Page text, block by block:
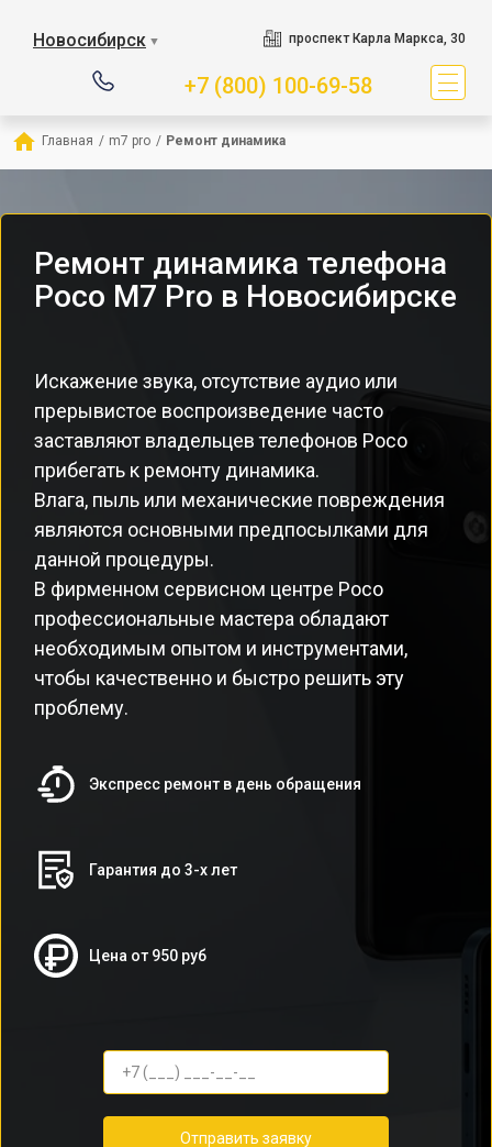
Новосибирск ▼ проспект Карла Маркса, 30
+7 (800) 100-69-58
Главная / m7 pro / Ремонт динамика
Ремонт динамика телефона
Poco M7 Pro в Новосибирске
Искажение звука, отсутствие аудио или
прерывистое воспроизведение часто
заставляют владельцев телефонов Poco
прибегать к ремонту динамика.
Влага, пыль или механические повреждения
являются основными предпосылками для
данной процедуры.
В фирменном сервисном центре Poco
профессиональные мастера обладают
необходимым опытом и инструментами,
чтобы качественно и быстро решить эту
проблему.
Экспресс ремонт в день обращения
Гарантия до 3-х лет
Цена от 950 руб
Отправить заявку